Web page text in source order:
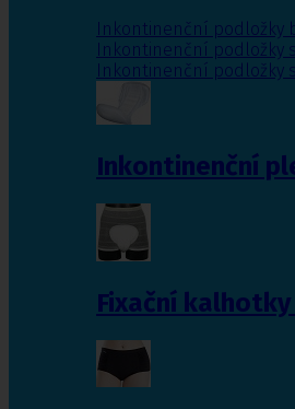
Inkontinenční podložky
Inkontinenční podložky
Inkontinenční podložky
Inkontinenční
Fixační